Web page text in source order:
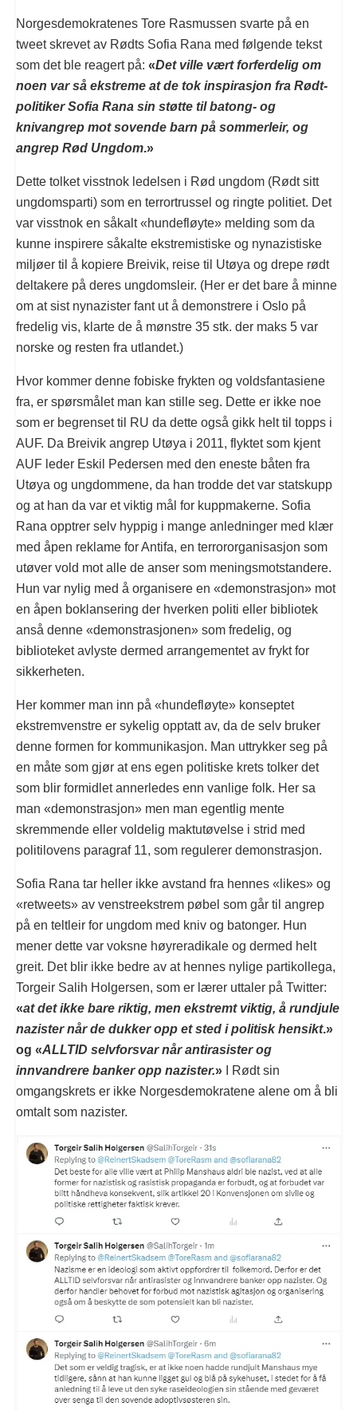
Norgesdemokratenes Tore Rasmussen svarte på en
tweet skrevet av Rødts Sofia Rana med følgende tekst
som det ble reagert på: «Det ville vært forferdelig om
noen var så ekstreme at de tok inspirasjon fra Rødt-
politiker Sofia Rana sin støtte til batong- og
knivangrep mot sovende barn på sommerleir, og
angrep Rød Ungdom.»
Dette tolket visstnok ledelsen i Rød ungdom (Rødt sitt
ungdomsparti) som en terrortrussel og ringte politiet. Det
var visstnok en såkalt «hundefløyte» melding som da
kunne inspirere såkalte ekstremistiske og nynazistiske
miljøer til å kopiere Breivik, reise til Utøya og drepe rødt
deltakere på deres ungdomsleir. (Her er det bare å minne
om at sist nynazister fant ut å demonstrere i Oslo på
fredelig vis, klarte de å mønstre 35 stk. der maks 5 var
norske og resten fra utlandet.)
Hvor kommer denne fobiske frykten og voldsfantasiene
fra, er spørsmålet man kan stille seg. Dette er ikke noe
som er begrenset til RU da dette også gikk helt til topps i
AUF. Da Breivik angrep Utøya i 2011, flyktet som kjent
AUF leder Eskil Pedersen med den eneste båten fra
Utøya og ungdommene, da han trodde det var statskupp
og at han da var et viktig mål for kuppmakerne. Sofia
Rana opptrer selv hyppig i mange anledninger med klær
med åpen reklame for Antifa, en terrororganisasjon som
utøver vold mot alle de anser som meningsmotstandere.
Hun var nylig med å organisere en «demonstrasjon» mot
en åpen boklansering der hverken politi eller bibliotek
anså denne «demonstrasjonen» som fredelig, og
biblioteket avlyste dermed arrangementet av frykt for
sikkerheten.
Her kommer man inn på «hundefløyte» konseptet
ekstremvenstre er sykelig opptatt av, da de selv bruker
denne formen for kommunikasjon. Man uttrykker seg på
en måte som gjør at ens egen politiske krets tolker det
som blir formidlet annerledes enn vanlige folk. Her sa
man «demonstrasjon» men man egentlig mente
skremmende eller voldelig maktutøvelse i strid med
politilovens paragraf 11, som regulerer demonstrasjon.
Sofia Rana tar heller ikke avstand fra hennes «likes» og
«retweets» av venstreekstrem pøbel som går til angrep
på en teltleir for ungdom med kniv og batonger. Hun
mener dette var voksne høyreradikale og dermed helt
greit. Det blir ikke bedre av at hennes nylige partikollega,
Torgeir Salih Holgersen, som er lærer uttaler på Twitter:
«at det ikke bare riktig, men ekstremt viktig, å rundjule
nazister når de dukker opp et sted i politisk hensikt.»
og «ALLTID selvforsvar når antirasister og
innvandrere banker opp nazister.» I Rødt sin
omgangskrets er ikke Norgesdemokratene alene om å bli
omtalt som nazister.